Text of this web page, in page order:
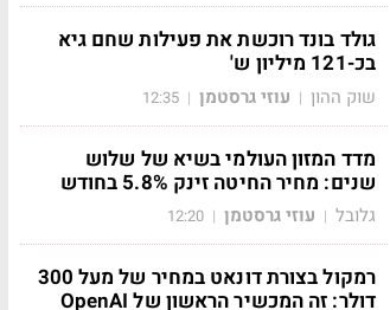
גולד בונד רוכשת את פעילות שחם גיא
בכ-121 מיליון ש'
שוק ההון | עוזי גרסטמן |
12:35
מדד המזון העולמי בשיא של שלוש
שנים: מחיר החיטה זינק 5.8% בחודש
גלובל | עוזי גרסטמן |
12:20
רמקול בצורת דונאט במחיר של מעל 300
דולר: זה המכשיר הראשון של OpenAI